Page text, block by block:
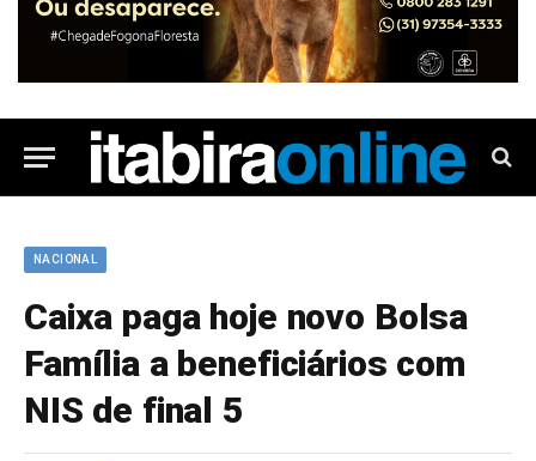
NACIONAL
Caixa paga hoje novo Bolsa
Família a beneficiários com
NIS de final 5